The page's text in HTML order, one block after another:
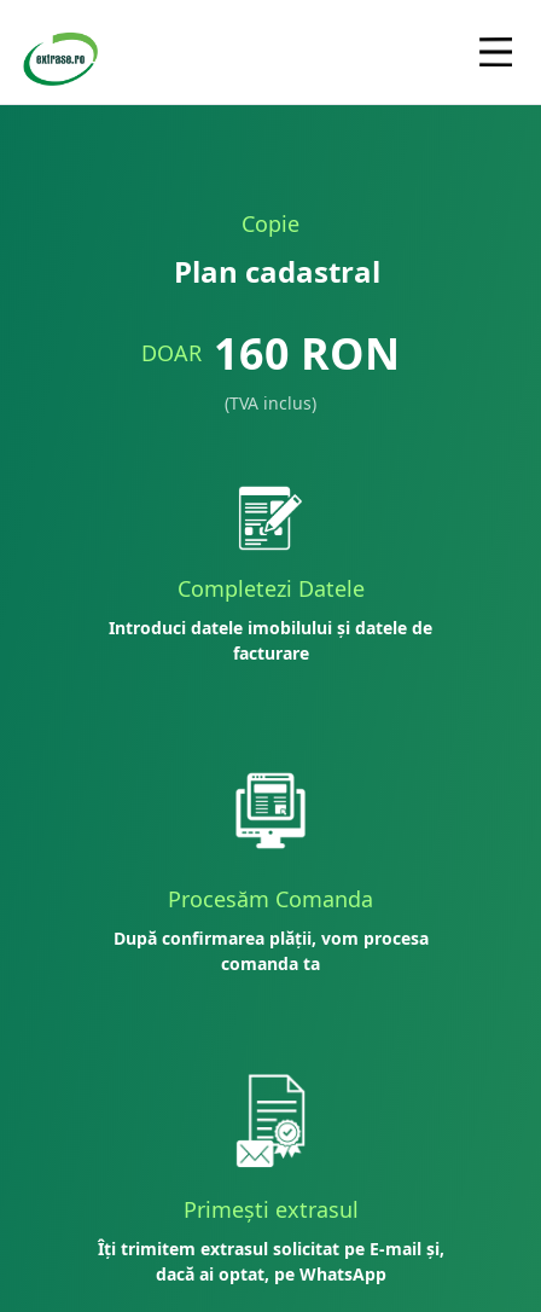
Copie
Plan cadastral
DOAR 160 RON
(TVA inclus)
Completezi Datele
Introduci datele imobilului și datele de
facturare
Procesăm Comanda
După confirmarea plății, vom procesa
comanda ta
Primești extrasul
Îți trimitem extrasul solicitat pe E-mail și,
dacă ai optat, pe WhatsApp